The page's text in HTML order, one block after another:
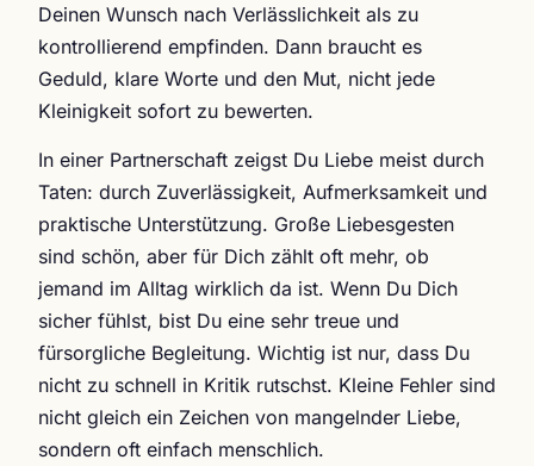
Deinen Wunsch nach Verlässlichkeit als zu
kontrollierend empfinden. Dann braucht es
Geduld, klare Worte und den Mut, nicht jede
Kleinigkeit sofort zu bewerten.
In einer Partnerschaft zeigst Du Liebe meist durch
Taten: durch Zuverlässigkeit, Aufmerksamkeit und
praktische Unterstützung. Große Liebesgesten
sind schön, aber für Dich zählt oft mehr, ob
jemand im Alltag wirklich da ist. Wenn Du Dich
sicher fühlst, bist Du eine sehr treue und
fürsorgliche Begleitung. Wichtig ist nur, dass Du
nicht zu schnell in Kritik rutschst. Kleine Fehler sind
nicht gleich ein Zeichen von mangelnder Liebe,
sondern oft einfach menschlich.